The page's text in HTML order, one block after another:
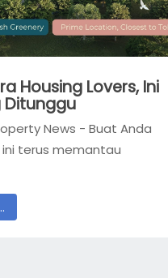
Housing Lovers, Ini
Ditunggu
News - Buat Anda
terus memantau